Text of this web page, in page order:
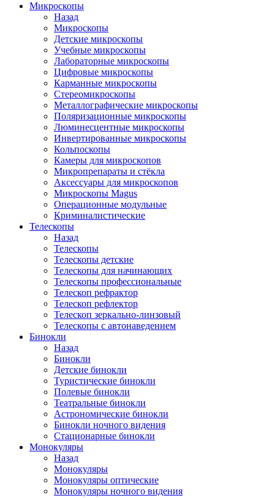
Микроскопы
Назад
Микроскопы
Детские микроскопы
Учебные микроскопы
Лабораторные микроскопы
Цифровые микроскопы
Карманные микроскопы
Стереомикроскопы
Металлографические микроскопы
Поляризационные микроскопы
Люминесцентные микроскопы
Инвертированные микроскопы
Кольпоскопы
Камеры для микроскопов
Микропрепараты и стёкла
Аксессуары для микроскопов
Микроскопы Magus
Операционные модульные
Криминалистические
Телескопы
Назад
Телескопы
Телескопы детские
Телескопы для начинающих
Телескопы профессиональные
Телескоп рефрактор
Телескоп рефлектор
Телескоп зеркально-линзовый
Телескопы с автонаведением
Бинокли
Назад
Бинокли
Детские бинокли
Туристические бинокли
Полевые бинокли
Театральные бинокли
Астрономические бинокли
Бинокли ночного видения
Стационарные бинокли
Монокуляры
Назад
Монокуляры
Монокуляры оптические
Монокуляры ночного видения